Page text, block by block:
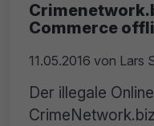
Commerce
11.05.2016 von Lars
Der illegale